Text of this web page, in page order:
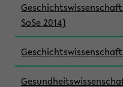
SoSe 2014)